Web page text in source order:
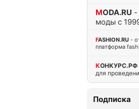
MODA.RU -
моды с
FASHION.RU -
платформа
КОНКУРС.РФ
для
Подписка